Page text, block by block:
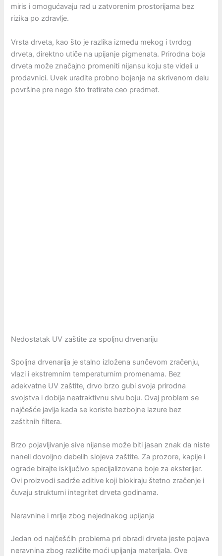
miris i omogućavaju rad u zatvorenim prostorijama bez
rizika po zdravlje.
Vrsta drveta, kao što je razlika između mekog i tvrdog
drveta, direktno utiče na upijanje pigmenata. Prirodna boja
drveta može značajno promeniti nijansu koju ste videli u
prodavnici. Uvek uradite probno bojenje na skrivenom delu
površine pre nego što tretirate ceo predmet.
Nedostatak UV zaštite za spoljnu drvenariju
Spoljna drvenarija je stalno izložena sunčevom zračenju,
vlazi i ekstremnim temperaturnim promenama. Bez
adekvatne UV zaštite, drvo brzo gubi svoja prirodna
svojstva i dobija neatraktivnu sivu boju. Ovaj problem se
najčešće javlja kada se koriste bezbojne lazure bez
zaštitnih filtera.
Brzo pojavljivanje sive nijanse može biti jasan znak da niste
naneli dovoljno debelih slojeva zaštite. Za prozore, kapije i
ograde birajte isključivo specijalizovane boje za eksterijer.
Ovi proizvodi sadrže aditive koji blokiraju štetno zračenje i
čuvaju strukturni integritet drveta godinama.
Neravnine i mrlje zbog nejednakog upijanja
Jedan od najčešćih problema pri obradi drveta jeste pojava
neravnina zbog različite moći upijanja materijala. Ove